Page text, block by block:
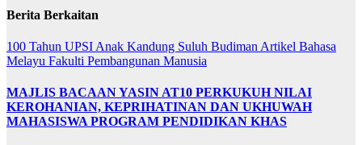
Berita Berkaitan
100 Tahun UPSI Anak Kandung Suluh Budiman Artikel Bahasa
Melayu Fakulti Pembangunan Manusia
MAJLIS BACAAN YASIN AT10 PERKUKUH NILAI
KEROHANIAN, KEPRIHATINAN DAN UKHUWAH
MAHASISWA PROGRAM PENDIDIKAN KHAS